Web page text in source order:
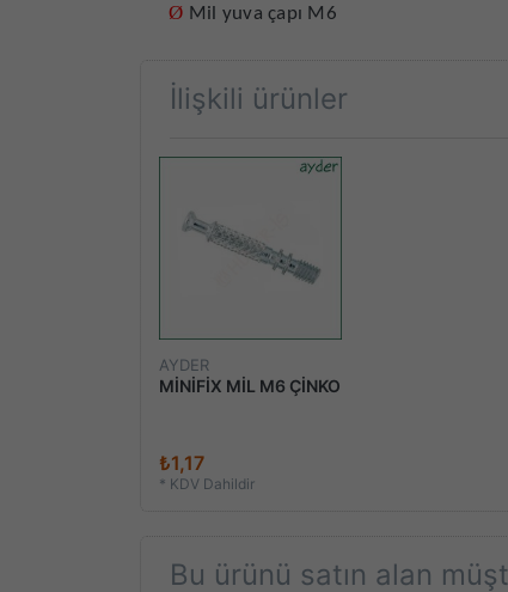
Ø Mil yuva çapı M6
İlişkili ürünler
AYDER
MİNİFİX MİL M6 ÇİNKO
₺1,17
* KDV Dahildir
Bu ürünü satın alan